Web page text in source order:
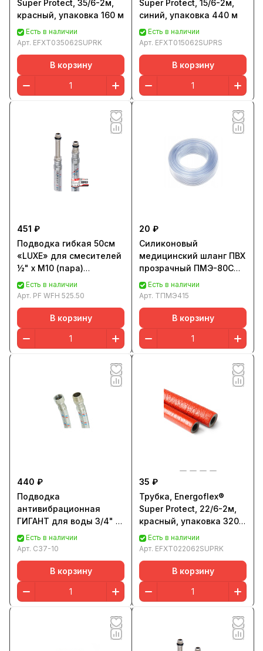
Super Protect, 35/6-2м,
красный, упаковка 160 м
Есть в наличии
Арт. EFXT035062SUPRK
В корзину
Super Protect, 15/6-2м,
синий, упаковка 440 м
Есть в наличии
Арт. EFXT015062SUPRS
В корзину
451 ₽
Подводка гибкая 50см
«LUXE» для смесителей
½" х М10 (пара)
PROFACTOR®
Есть в наличии
Арт. PF WFH 525.50
В корзину
20 ₽
Силиконовый
медицинский шланг ПВХ
прозрачный ПМЭ-80С
Д- 4,0*1,5мм (от -20°C
до +60°C) 100м
Есть в наличии
Арт. ТПМЭ415
В корзину
440 ₽
Подводка
антивибрационная
ГИГАНТ для воды 3/4" г/
ш-100см, Ø 19мм TIM
Есть в наличии
Арт. C37-10
В корзину
35 ₽
Трубка, Energoflex®
Super Protect, 22/6-2м,
красный, упаковка 320
м Есть в наличии
Арт. EFXT022062SUPRK
В корзину